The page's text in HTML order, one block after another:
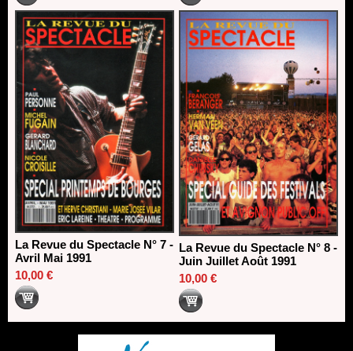
La Revue du Spectacle N° 7 -
Avril Mai 1991
10,00 €
La Revue du Spectacle N° 8 -
Juin Juillet Août 1991
10,00 €